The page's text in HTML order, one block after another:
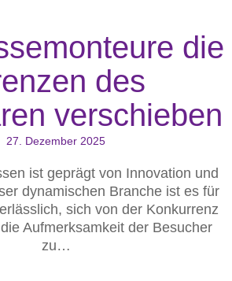
die
des
verschieben
27. Dezember 2025
ist geprägt von Innovation und
dynamischen Branche ist es für
sich von der Konkurrenz
Aufmerksamkeit der Besucher
zu…